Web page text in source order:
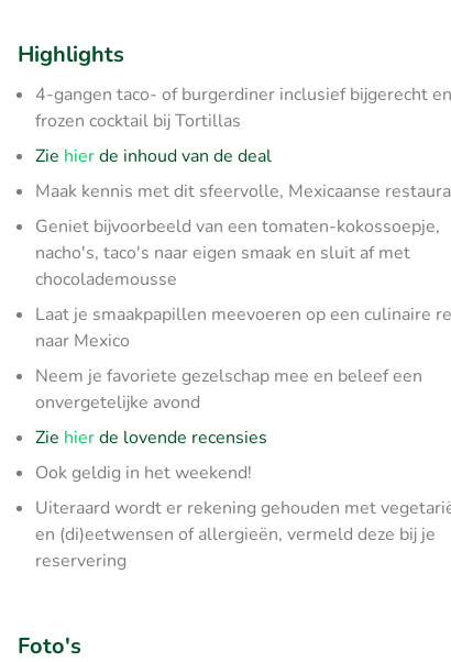
Highlights
4-gangen taco- of burgerdiner inclusief bijgerecht en
frozen cocktail bij Tortillas
Zie hierde inhoud van de deal
Maak kennis met dit sfeervolle, Mexicaanse
Geniet bijvoorbeeld van een tomaten-kokossoepje,
nacho's, taco's naar eigen smaak en sluit af met
chocolademousse
Laat je smaakpapillen meevoeren op een culinaire
naar Mexico
Neem je favoriete gezelschap mee en beleef een
onvergetelijke avond
Zie hierde lovende recensies
Ook geldig in het weekend!
Uiteraard wordt er rekening gehouden met
en (di)eetwensen of allergieën, vermeld deze bij je
reservering
Foto's